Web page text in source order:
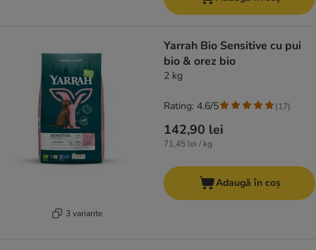
3 variante
Yarrah Bio Sensitive cu pui
bio & orez bio
2 kg
142,90 lei
71,45 lei / kg
Rating: 4.6/5 (17)
Adaugă în coș